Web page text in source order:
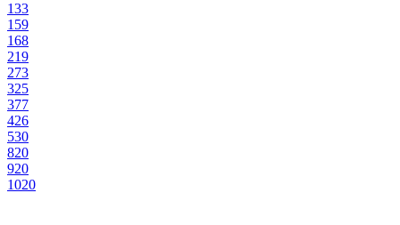
133
159
168
219
273
325
377
426
530
820
920
1020